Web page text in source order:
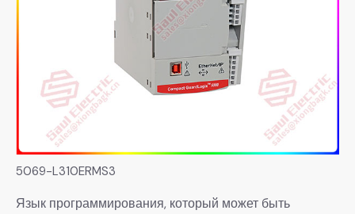
5069-L310ERMS3
Язык программирования, который может быть